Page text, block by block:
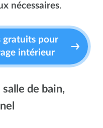
nécessaires.
gratuits pour
intérieur
de bain,